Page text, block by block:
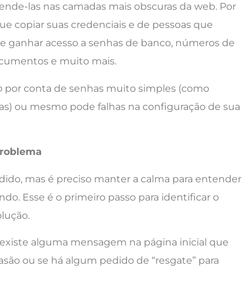
las nas camadas mais obscuras da web. Por
copiar suas credenciais e de pessoas que
ganhar acesso a senhas de banco, números de
e muito mais.
por conta de senhas muito simples (como
ou mesmo pode falhas na configuração de sua
mas é preciso manter a calma para entender
Esse é o primeiro passo para identificar o
alguma mensagem na página inicial que
ou se há algum pedido de “resgate” para